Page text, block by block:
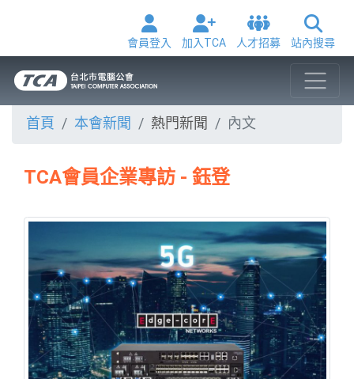
會員登入 加入TCA 人才招募 站內搜尋
首頁 本會新聞 熱門新聞 內文
TCA會員企業專訪 - 鈺登